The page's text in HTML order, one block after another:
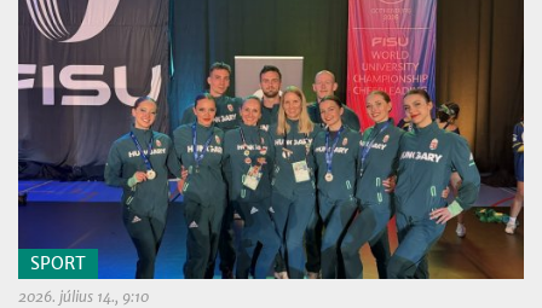
SPORT
2026. július 14., 9:10